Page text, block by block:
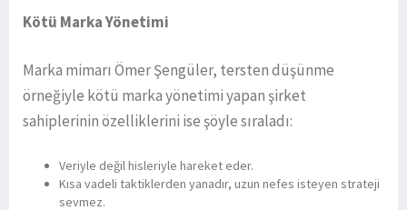
Kötü Marka Yönetimi
Marka mimarı Ömer Şengüler, tersten düşünme
örneğiyle kötü marka yönetimi yapan şirket
sahiplerinin özelliklerini ise şöyle sıraladı:
Veriyle değil hisleriyle hareket eder.
Kısa vadeli taktiklerden yanadır, uzun nefes isteyen strateji
sevmez.